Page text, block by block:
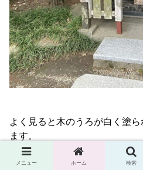
よく見ると木のうろが白く塗
ます。
目がかわいい(´▽｀*)
メニュー ホーム 検索